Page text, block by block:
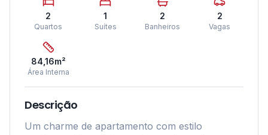
2
Quartos
1
Suítes
2
Banheiros
2
Vagas
84,16m²
Área Interna
Descrição
Um charme de apartamento com estilo